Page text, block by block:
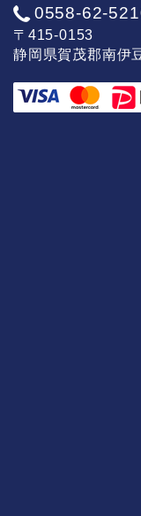
0558-62-
〒415-0153
静岡県賀茂郡南伊